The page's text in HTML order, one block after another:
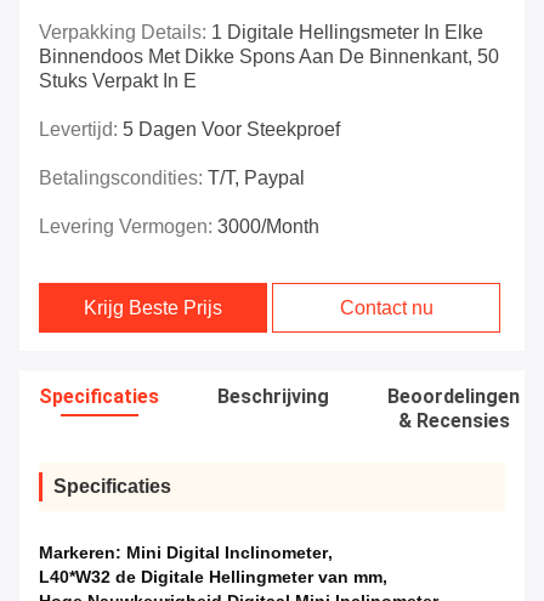
Verpakking Details: 1 Digitale Hellingsmeter In Elke
Binnendoos Met Dikke Spons Aan De Binnenkant, 50
Stuks Verpakt In E
Levertijd: 5 Dagen Voor Steekproef
Betalingscondities: T/T, Paypal
Levering Vermogen: 3000/month
Krijg Beste Prijs Contact nu
Specificaties Beschrijving
Beoordelingen
& Recensies
Specificaties
Markeren: Mini Digital Inclinometer,
L40*W32 de Digitale Hellingmeter van mm,